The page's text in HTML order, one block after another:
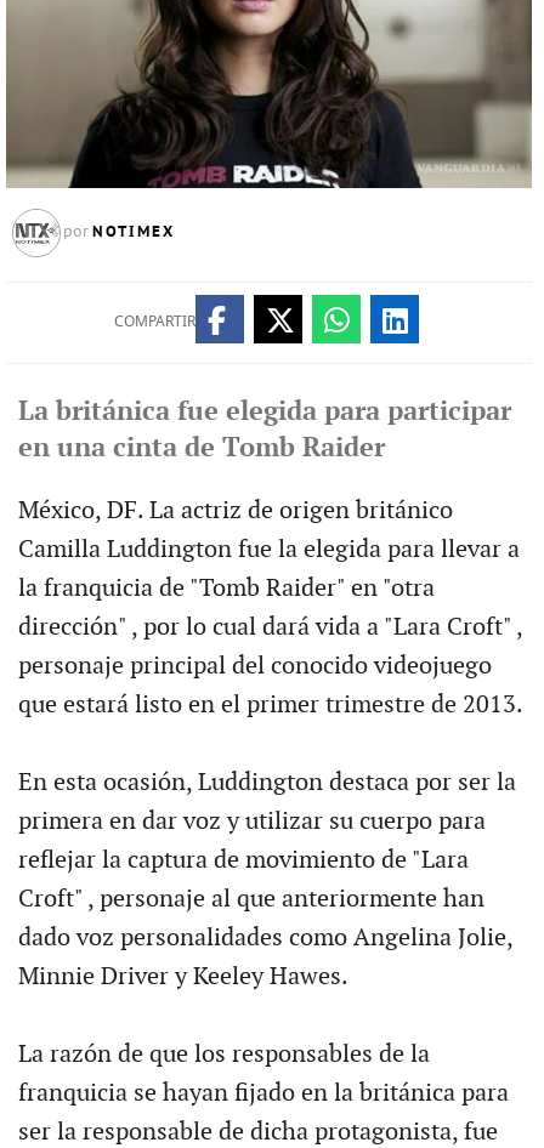
por NOTIMEX
COMPARTIR
La británica fue elegida para participar
en una cinta de Tomb Raider
México, DF. La actriz de origen británico
Camilla Luddington fue la elegida para llevar a
la franquicia de "Tomb Raider" en "otra
dirección" , por lo cual dará vida a "Lara Croft" ,
personaje principal del conocido videojuego
que estará listo en el primer trimestre de 2013.
En esta ocasión, Luddington destaca por ser la
primera en dar voz y utilizar su cuerpo para
reflejar la captura de movimiento de "Lara
Croft" , personaje al que anteriormente han
dado voz personalidades como Angelina Jolie,
Minnie Driver y Keeley Hawes.
La razón de que los responsables de la
franquicia se hayan fijado en la británica para
ser la responsable de dicha protagonista, fue